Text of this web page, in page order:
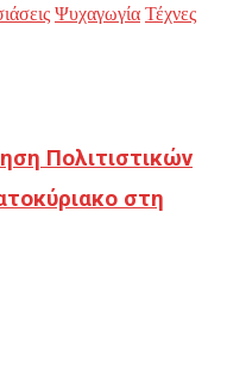
Ψυχαγωγία Τέχνες
Πολιτιστικών
στη